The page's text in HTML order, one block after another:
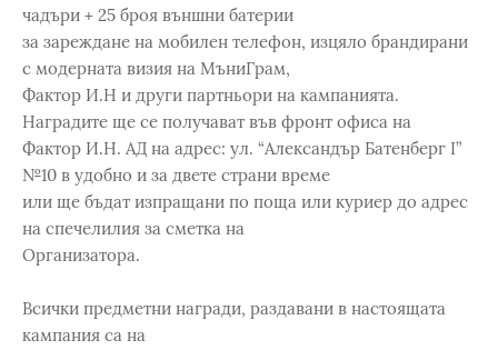
чадъри + 25 броя външни батерии
за зареждане на мобилен телефон, изцяло брандирани
с модерната визия на МъниГрам,
Фактор И.Н и други партньори на кампанията.
Наградите ще се получават във фронт офиса на
Фактор И.Н. АД на адрес: ул. “Александър Батенберг I”
№10 в удобно и за двете страни време
или ще бъдат изпращани по поща или куриер до адрес
на спечелилия за сметка на
Организатора.
Всички предметни награди, раздавани в настоящата
кампания са на